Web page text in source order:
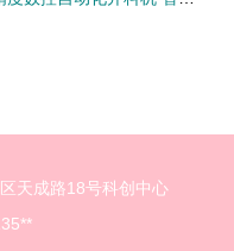
天成路18号科创中心